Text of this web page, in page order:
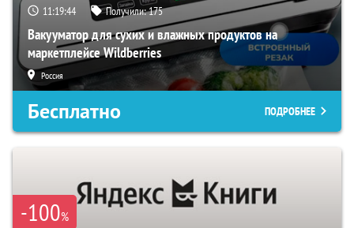
11:19:43 Получили:175
Вакууматор для сухих и влажных продуктов на
маркетплейсе Wildberries
Россия
Бесплатно ПОДРОБНЕЕ
-100%